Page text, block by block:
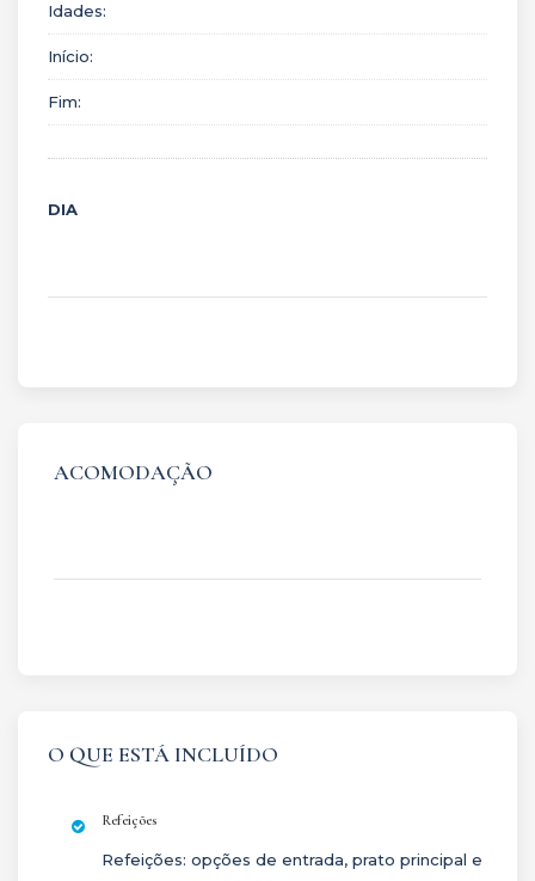
Idades:
Início:
Fim:
DIA
ACOMODAÇÃO
O QUE ESTÁ INCLUÍDO
Refeições
Refeições: opções de entrada, prato principal e